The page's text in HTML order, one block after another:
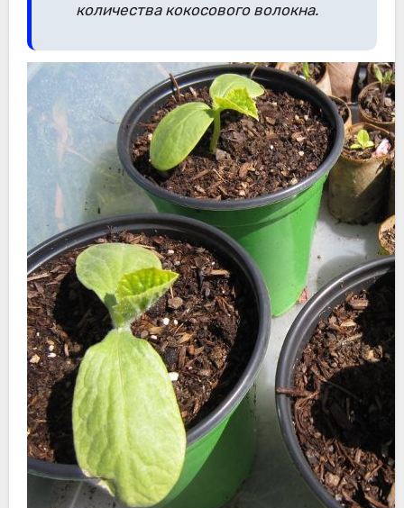
количества кокосового волокна.